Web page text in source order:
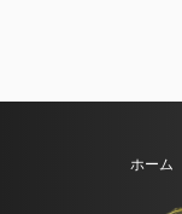
ホーム